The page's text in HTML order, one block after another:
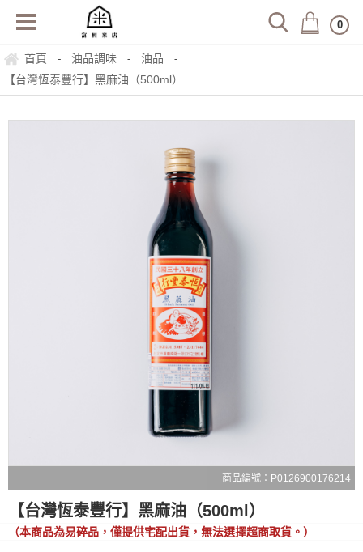
0
首頁 - 油品調味 - 油品 -
【台灣恆泰豐行】黑麻油（500ml）
商品編號：P0126900176214
【台灣恆泰豐行】黑麻油（500ml）
（本商品為易碎品，僅提供宅配出貨，無法選擇超商取貨。）